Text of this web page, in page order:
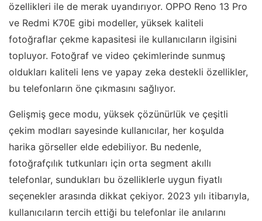
özellikleri ile de merak uyandırıyor. OPPO Reno 13 Pro
ve Redmi K70E gibi modeller, yüksek kaliteli
fotoğraflar çekme kapasitesi ile kullanıcıların ilgisini
topluyor. Fotoğraf ve video çekimlerinde sunmuş
oldukları kaliteli lens ve yapay zeka destekli özellikler,
bu telefonların öne çıkmasını sağlıyor.
Gelişmiş gece modu, yüksek çözünürlük ve çeşitli
çekim modları sayesinde kullanıcılar, her koşulda
harika görseller elde edebiliyor. Bu nedenle,
fotoğrafçılık tutkunları için orta segment akıllı
telefonlar, sundukları bu özelliklerle uygun fiyatlı
seçenekler arasında dikkat çekiyor. 2023 yılı itibarıyla,
kullanıcıların tercih ettiği bu telefonlar ile anılarını